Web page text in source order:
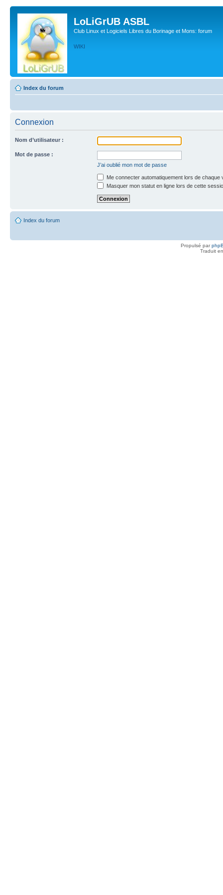
LoLiGrUB ASBL
Club Linux et Logiciels Libres du Borinage et Mons: forum
WIKI
Index du forum
Connexion
Nom d’utilisateur :
Mot de passe :
J’ai oublié mon mot de passe
Me connecter automatiquement lors de chaque
Masquer mon statut en ligne lors de cette
Index du forum
Propulsé par
Traduit